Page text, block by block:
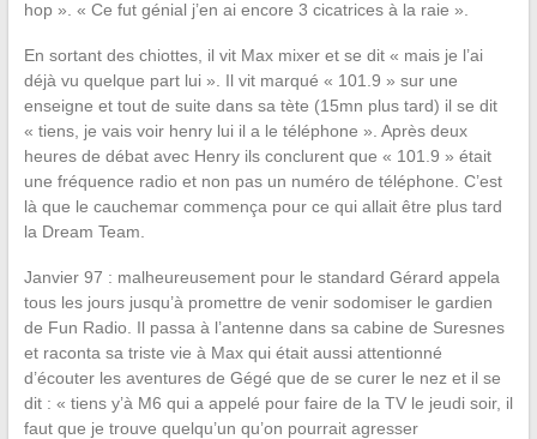
hop ». « Ce fut génial j’en ai encore 3 cicatrices à la raie ».
En sortant des chiottes, il vit Max mixer et se dit « mais je l’ai
déjà vu quelque part lui ». Il vit marqué « 101.9 » sur une
enseigne et tout de suite dans sa tète (15mn plus tard) il se dit
« tiens, je vais voir henry lui il a le téléphone ». Après deux
heures de débat avec Henry ils conclurent que « 101.9 » était
une fréquence radio et non pas un numéro de téléphone. C’est
là que le cauchemar commença pour ce qui allait être plus tard
la Dream Team.
Janvier 97 : malheureusement pour le standard Gérard appela
tous les jours jusqu’à promettre de venir sodomiser le gardien
de Fun Radio. Il passa à l’antenne dans sa cabine de Suresnes
et raconta sa triste vie à Max qui était aussi attentionné
d’écouter les aventures de Gégé que de se curer le nez et il se
dit : « tiens y’à M6 qui a appelé pour faire de la TV le jeudi soir, il
faut que je trouve quelqu’un qu’on pourrait agresser